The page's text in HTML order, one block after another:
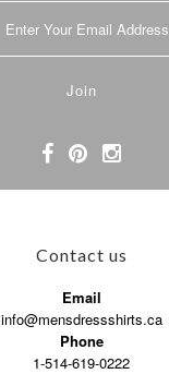
Contact us
Email
info@mensdressshirts.ca
Phone
1-514-619-0222